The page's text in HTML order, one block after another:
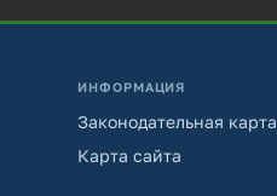
ИНФОРМАЦИЯ
Законодательная карта
Карта сайта